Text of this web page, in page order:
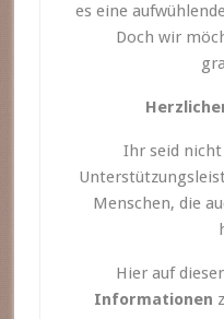
es eine
Doch wir
Ihr seid
Menschen, die
Hier auf
Informationen